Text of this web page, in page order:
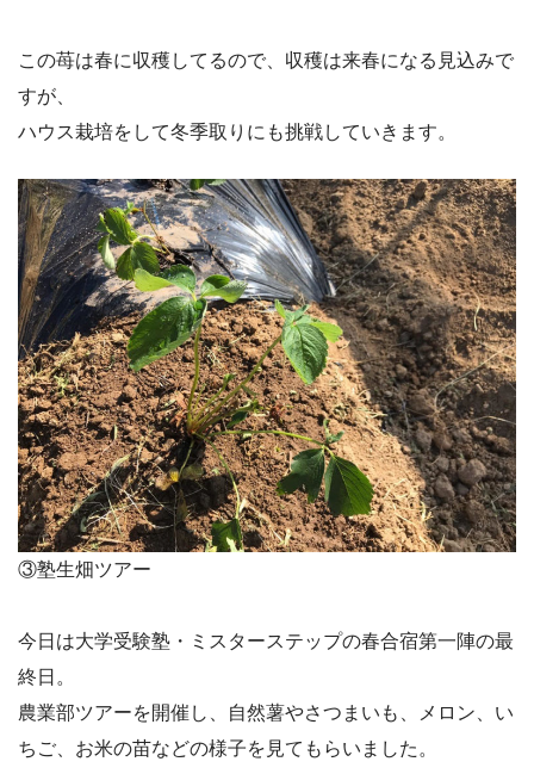
この苺は春に収穫してるので、収穫は来春になる見込みで
すが、
ハウス栽培をして冬季取りにも挑戦していきます。
③塾生畑ツアー
今日は大学受験塾・ミスターステップの春合宿第一陣の最
終日。
農業部ツアーを開催し、自然薯やさつまいも、メロン、い
ちご、お米の苗などの様子を見てもらいました。